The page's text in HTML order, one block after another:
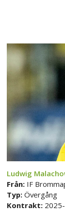
Ludwig
Från: IF
Typ: Övergång
Kontrakt: